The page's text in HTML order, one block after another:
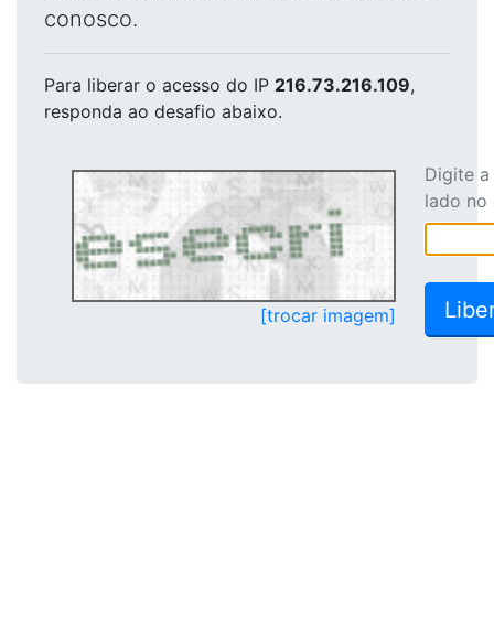
conosco.
Para liberar o acesso do IP 216.73.216.109,
responda ao desafio abaixo.
[trocar imagem]
Digite
lado no